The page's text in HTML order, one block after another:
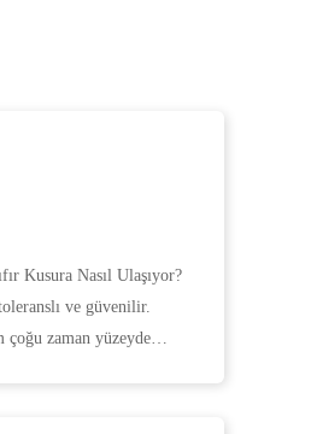
Kusura Nasıl Ulaşıyor?
ve güvenilir.
zaman yüzeyde